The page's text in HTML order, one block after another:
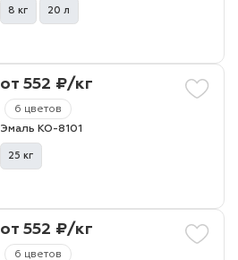
8 кг 20 л
6 цветов
от 552 ₽/кг
Эмаль КО-8101
25 кг
6 цветов
от 552 ₽/кг